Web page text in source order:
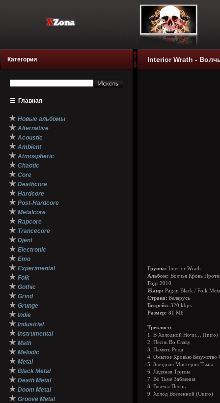
Категории
☰ Главная
★ Новые альбомы
★ Alternative
★ Acoustic
★ Ambient
★ Atmospheric
★ Chaotic
★ Core
★ Deathcore
★ Hardcore
★ Post-Hardcore
★ Metalcore
★ Rapcore
★ Trancecore
★ Djent
★ Electronic
★ Emo
★ Experimental
★ Folk
★ Gothic
★ Grind
★ Grunge
★ Indie
★ Industrial
★ Instrumental
★ Math
★ Melodic
★ Metal
★ Black Metal
★ Death Metal
★ Doom Metal
★ Groove Metal
Interior Wrath -
Группа: Interior Wrath
Альбом: Волчья Кровь
Год: 2010
Жанр: Pagan Black / Folk
Страна: Беларусь
Битрейт: 320 kbps
Размер: 81 Мб
Треклист:
1. В Холодной Ночи… (Intro)
2. Песнь Во Славу
3. Память Рода
4. Омытое Кровью Безумство
5. Звездная Мистерия Тьмы
6. Ледяная Тризна
7. Во Тьме Забвения
8. Волчья Песнь
9. Холод Вселенной (Outro)